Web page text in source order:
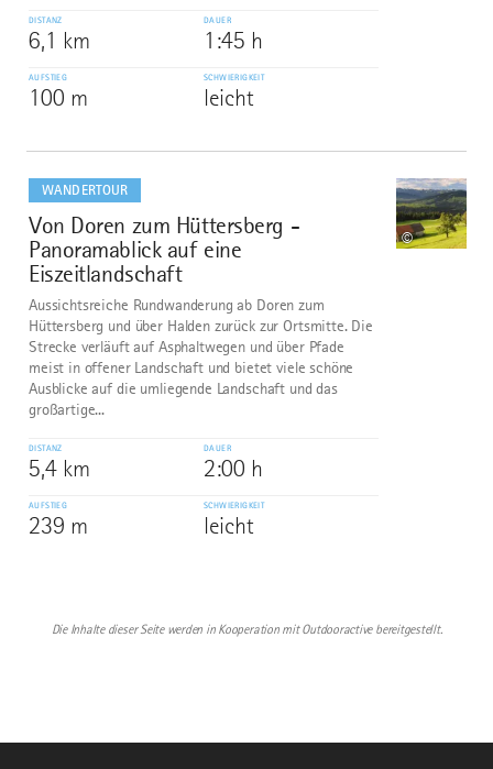
DISTANZ
6,1 km
DAUER
1:45 h
AUFSTIEG
100 m
SCHWIERIGKEIT
leicht
WANDERTOUR
10
Von Doren zum Hüttersberg -
Panoramablick auf eine
Eiszeitlandschaft
©
Aussichtsreiche Rundwanderung ab Doren zum
Hüttersberg und über Halden zurück zur Ortsmitte. Die
Strecke verläuft auf Asphaltwegen und über Pfade
meist in offener Landschaft und bietet viele schöne
Ausblicke auf die umliegende Landschaft und das
großartige...
DISTANZ
5,4 km
DAUER
2:00 h
AUFSTIEG
239 m
SCHWIERIGKEIT
leicht
dazu
Die Inhalte dieser Seite werden in Kooperation mit Outdooractive bereitgestellt.